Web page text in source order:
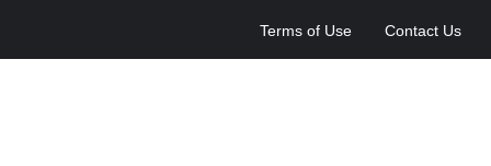
Terms of Use Contact Us